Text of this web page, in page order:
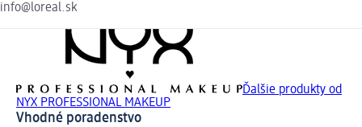
info@loreal.sk
Ďalšie produkty od
NYX PROFESSIONAL MAKEUP
Vhodné poradenstvo